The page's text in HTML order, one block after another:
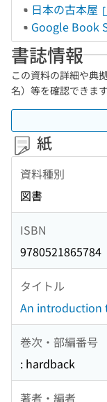
日本の古本屋
Google Book
書誌情報
この資料の詳細や典
名）等を確認できます
紙
資料種別
図書
ISBN
9780521865784
タイトル
An introduction
巻次・部編番号
: hardback
著者・編者